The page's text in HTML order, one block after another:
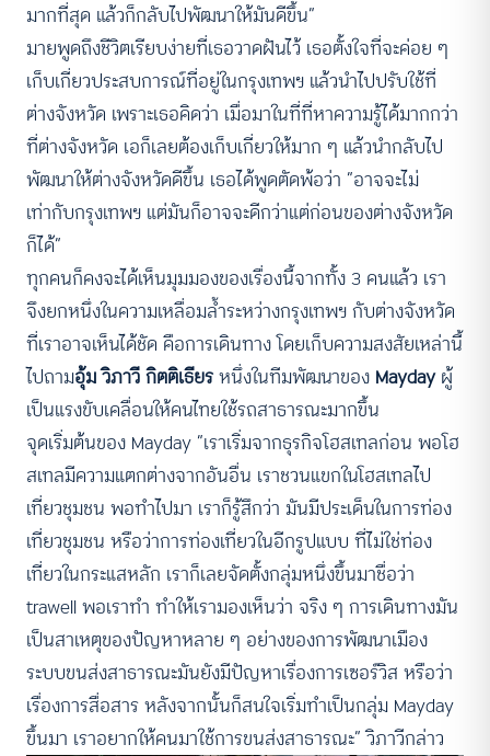
มากที่สุด แล้วก็กลับไปพัฒนาให้มันดีขึ้น”
มายพูดถึงชีวิตเรียบง่ายที่เธอวาดฝันไว้ เธอตั้งใจที่จะค่อย ๆ
เก็บเกี่ยวประสบการณ์ที่อยู่ในกรุงเทพฯ แล้วนำไปปรับใช้ที่
ต่างจังหวัด เพราะเธอคิดว่า เมื่อมาในที่ที่หาความรู้ได้มากกว่า
ที่ต่างจังหวัด เอก็เลยต้องเก็บเกี่ยวให้มาก ๆ แล้วนำกลับไป
พัฒนาให้ต่างจังหวัดดีขึ้น เธอได้พูดตัดพ้อว่า “อาจจะไม่
เท่ากับกรุงเทพฯ แต่มันก็อาจจะดีกว่าแต่ก่อนของต่างจังหวัด
ก็ได้”
ทุกคนก็คงจะได้เห็นมุมมองของเรื่องนี้จากทั้ง 3 คนแล้ว เรา
จึงยกหนึ่งในความเหลื่อมล้ำระหว่างกรุงเทพฯ กับต่างจังหวัด
ที่เราอาจเห็นได้ชัด คือการเดินทาง โดยเก็บความสงสัยเหล่านี้
ไปถามอุ้ม วิภาวี กิตติเธียรหนึ่งในทีมพัฒนาของ Maydayผู้
เป็นแรงขับเคลื่อนให้คนไทยใช้รถสาธารณะมากขึ้น
จุดเริ่มต้นของ Mayday “เราเริ่มจากธุรกิจโฮสเทลก่อน พอโฮ
สเทลมีความแตกต่างจากอันอื่น เราชวนแขกในโฮสเทลไป
เที่ยวชุมชน พอทำไปมา เราก็รู้สึกว่า มันมีประเด็นในการท่อง
เที่ยวชุมชน หรือว่าการท่องเที่ยวในอีกรูปแบบ ที่ไม่ใช่ท่อง
เที่ยวในกระแสหลัก เราก็เลยจัดตั้งกลุ่มหนึ่งขึ้นมาชื่อว่า
trawell พอเราทำ ทำให้เรามองเห็นว่า จริง ๆ การเดินทางมัน
เป็นสาเหตุของปัญหาหลาย ๆ อย่างของการพัฒนาเมือง
ระบบขนส่งสาธารณะมันยังมีปัญหาเรื่องการเซอร์วิส หรือว่า
เรื่องการสื่อสาร หลังจากนั้นก็สนใจเริ่มทำเป็นกลุ่ม Mayday
ขึ้นมา เราอยากให้คนมาใช้การขนส่งสาธารณะ” วิภาวีกล่าว